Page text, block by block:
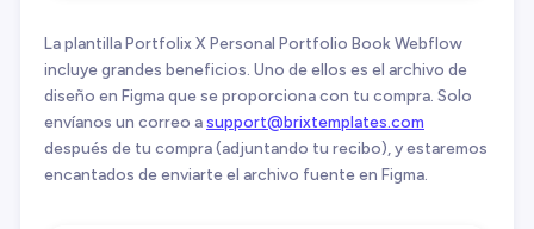
La plantilla Portfolix X Personal Portfolio Book Webflow
incluye grandes beneficios. Uno de ellos es el archivo de
diseño en Figma que se proporciona con tu compra. Solo
envíanos un correo asupport@brixtemplates.com
después de tu compra (adjuntando tu recibo), y estaremos
encantados de enviarte el archivo fuente en Figma.